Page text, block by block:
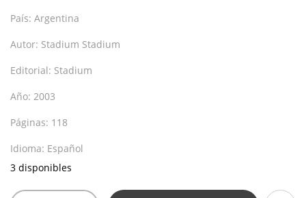
País: Argentina
Autor: Stadium Stadium
Editorial: Stadium
Año: 2003
Páginas: 118
Idioma: Español
3 disponibles